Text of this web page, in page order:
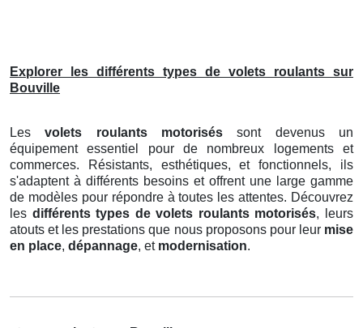
Explorer les différents types de volets roulants sur
Bouville
Lesvolets roulants motorisés sont devenus un
équipement essentiel pour de nombreux logements et
commerces. Résistants, esthétiques, et fonctionnels, ils
s'adaptent à différents besoins et offrent une large gamme
de modèles pour répondre à toutes les attentes. Découvrez
les différents types de volets roulants motorisés, leurs
atouts et les prestations que nous proposons pour leur mise
en place, dépannage, et modernisation.